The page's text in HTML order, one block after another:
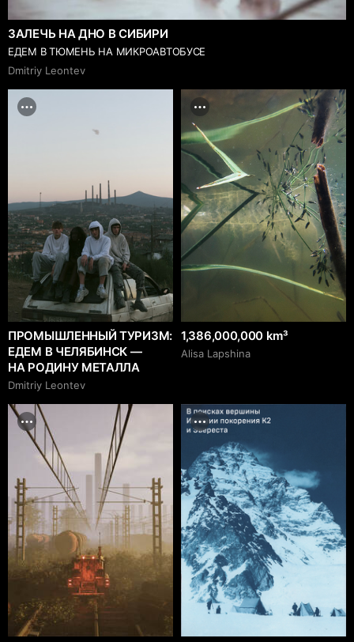
ЗАЛЕЧЬ НА ДНО В СИБИРИ
ЕДЕМ В ТЮМЕНЬ НА МИКРОАВТОБУСЕ
Dmitriy Leontev
ПРОМЫШЛЕННЫЙ ТУРИЗМ:
ЕДЕМ В ЧЕЛЯБИНСК —
НА РОДИНУ МЕТАЛЛА
Dmitriy Leontev
1,386,000,000 km³
Аlisa Lapshina